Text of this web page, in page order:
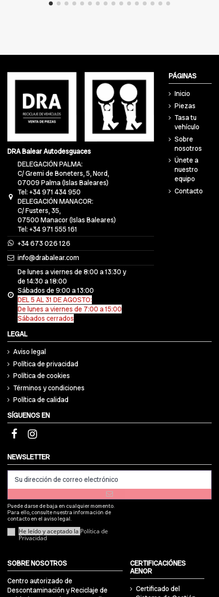
DRA Balear Autodesguaces
DELEGACIÓN PALMA:
C/ Gremi de Boneters, 5, Nord,
07009 Palma (Islas Baleares)
Tel: +34 971 434 950
DELEGACIÓN MANACOR:
C/ Fusters, 35,
07500 Manacor (Islas Baleares)
Tel: +34 971 555 161
+34 673 026 126
info@drabalear.com
De lunes a viernes de 8:00 a 13:30 y
de 14:30 a 18:00
Sábados de 9:00 a 13:00
DEL 5 AL 31 DE AGOSTO:
De lunes a viernes de 7:00 a 15:00
Sábados cerrados
PÁGINAS
Inicio
Piezas
Tasa tu
vehículo
Sobre
nosotros
Únete a
nuestro
equipo
Contacto
LEGAL
Aviso legal
Política de privacidad
Política de cookies
Términos y condiciones
Política de calidad
SÍGUENOS EN
NEWSLETTER
Puede darse de baja en cualquier momento.
Para ello, consulte nuestra información de
contacto en el aviso legal.
He leído y aceptado la Política de
Privacidad
SOBRE NOSOTROS
Centro autorizado de
Descontaminación y Reciclaje de
CERTIFICACIÓNES
AENOR
Certificado del